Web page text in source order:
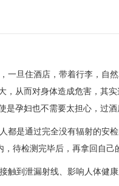
一旦住酒店，带着行李，自
，从而对身体造成危害，其实
孕妇也不需要太担心，过酒
人都是通过完全没有辐射的安
，待检测完毕后，再拿回自己
触到泄漏射线、影响人体健康